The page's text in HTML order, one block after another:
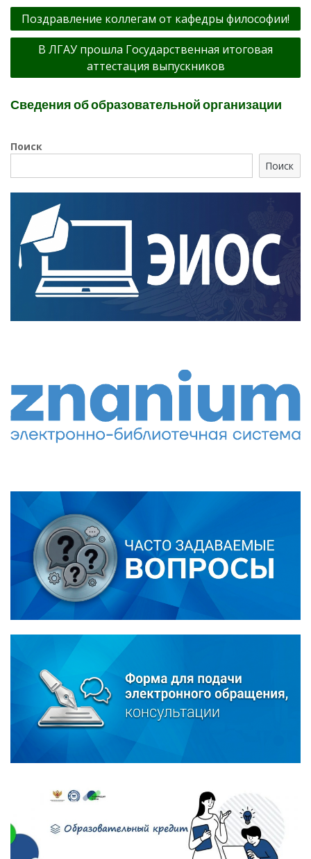
Навигация
по
записям
Поздравление коллегам от кафедры философии!
В ЛГАУ прошла Государственная итоговая
аттестация выпускников
Сведения об образовательной организации
Поиск
Поиск